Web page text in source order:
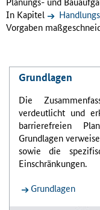
In Kapitel
Vorgaben
Grundlagen
Die
verdeutlicht und
barrierefreien
Grundlagen
sowie die
Einschränkungen.
Grundlagen